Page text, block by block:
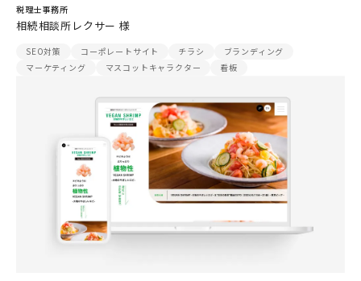
税理士事務所
相続相談所レクサー 様
SEO対策 コーポレートサイト チラシ
ブランディング
マーケティング
マスコットキャラクター 看板